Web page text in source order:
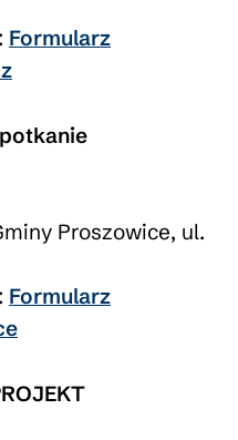
Formularz
Proszowice, ul.
Formularz